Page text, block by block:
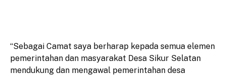
“Sebagai Camat saya berharap kepada semua elemen
pemerintahan dan masyarakat Desa Sikur Selatan
mendukung dan mengawal pemerintahan desa